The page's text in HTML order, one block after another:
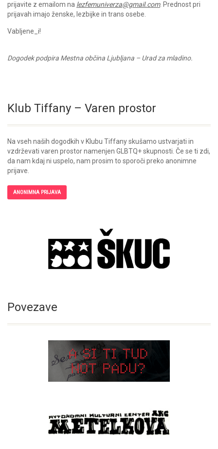
prijavite z emailom na lezfemuniverza@gmail.com. Prednost pri
prijavah imajo ženske, lezbijke in trans osebe.
Vabljene_i!
Dogodek podpira Mestna občina Ljubljana – Urad za mladino.
Klub Tiffany – Varen prostor
Na vseh naših dogodkih v Klubu Tiffany skušamo ustvarjati in
vzdrževati varen prostor namenjen GLBTQ+ skupnosti. Če se ti zdi,
da nam kdaj ni uspelo, nam prosim to sporoči preko anonimne
prijave.
ANONIMNA PRIJAVA
Povezave